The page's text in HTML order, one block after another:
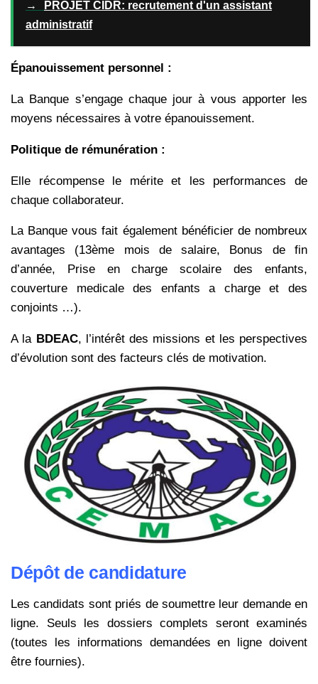
→
PROJET CIDR: recrutement d'un assistant
administratif
Épanouissement personnel :
La Banque s’engage chaque jour à vous apporter les
moyens nécessaires à votre épanouissement.
Politique de rémunération :
Elle récompense le mérite et les performances de
chaque collaborateur.
La Banque vous fait également bénéficier de nombreux
avantages (13ème mois de salaire, Bonus de fin
d’année, Prise en charge scolaire des enfants,
couverture medicale des enfants a charge et des
conjoints …).
A la BDEAC, l’intérêt des missions et les perspectives
d’évolution sont des facteurs clés de motivation.
Dépôt de candidature
Les candidats sont priés de soumettre leur demande en
ligne. Seuls les dossiers complets seront examinés
(toutes les informations demandées en ligne doivent
être fournies).